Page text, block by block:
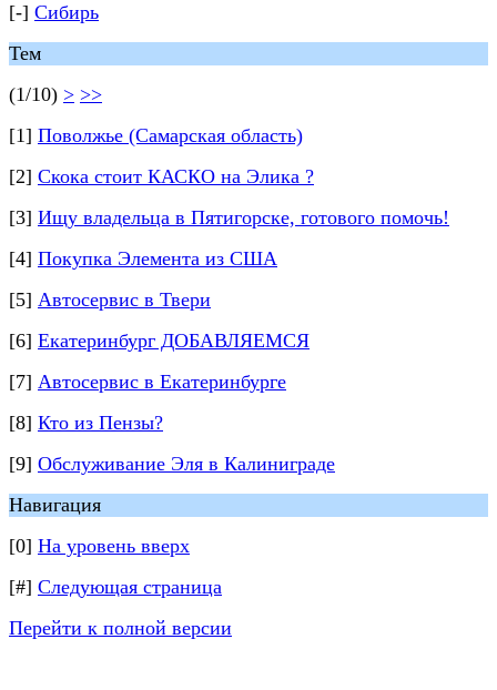
[-] Сибирь
Тем
(1/10) > >>
[1] Поволжье (Самарская область)
[2] Скока стоит КАСКО на Элика ?
[3] Ищу владельца в Пятигорске, готового помочь!
[4] Покупка Элемента из США
[5] Автосервис в Твери
[6] Екатеринбург ДОБАВЛЯЕМСЯ
[7] Автосервис в Екатеринбурге
[8] Кто из Пензы?
[9] Обслуживание Эля в Калиниграде
Навигация
[0] На уровень вверх
[#] Следующая страница
Перейти к полной версии